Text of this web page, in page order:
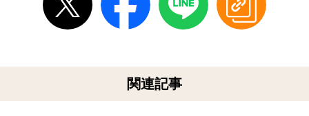
関連記事